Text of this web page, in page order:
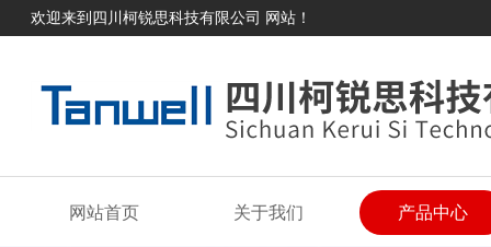
欢迎来到四川柯锐思科技有限公司 网站！
网站首页 关于我们 产品中心